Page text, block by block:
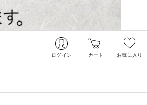
ログイン カート お気に入り